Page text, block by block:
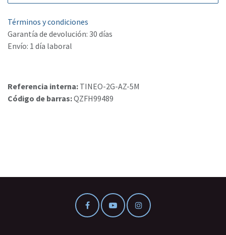
Términos y condiciones
Garantía de devolución: 30 días
Envío: 1 día laboral
Referencia interna: TINEO-2G-AZ-5M
Código de barras:QZFH99489